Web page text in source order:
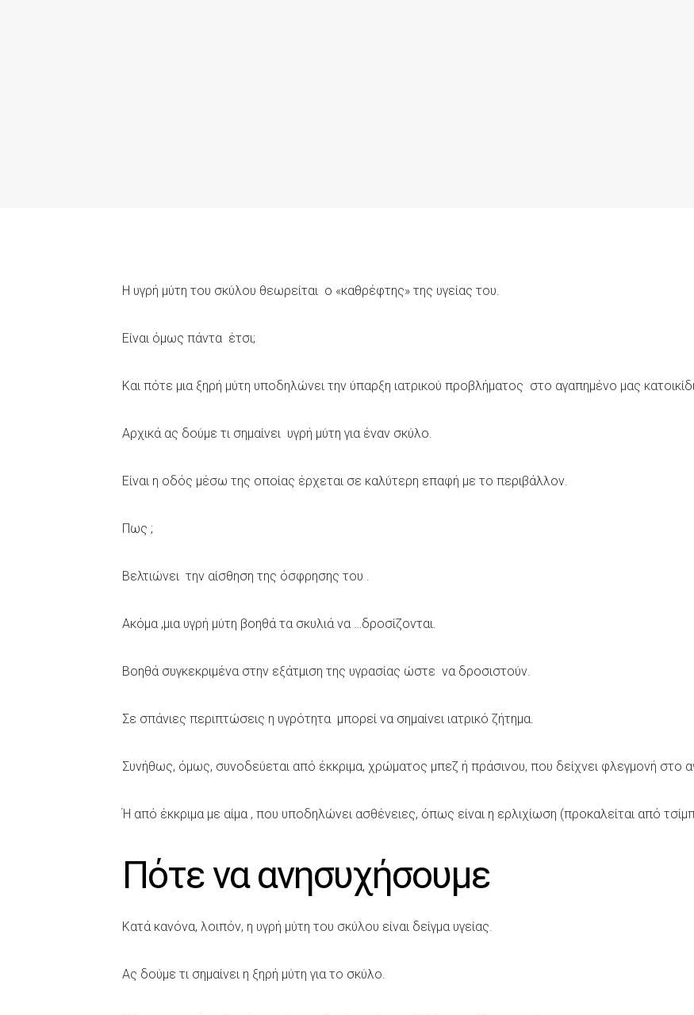
Η υγρή μύτη του σκύλου θεωρείται ο «καθρέφτης» της υγείας του.
Είναι όμως πάντα έτσι;
Και πότε μια ξηρή μύτη υποδηλώνει την ύπαρξη ιατρικού προβλήματος στο αγαπημένο μας
Αρχικά ας δούμε τι σημαίνει υγρή μύτη για έναν σκύλο.
Είναι η οδός μέσω της οποίας έρχεται σε καλύτερη επαφή με το περιβάλλον.
Πως ;
Βελτιώνει την αίσθηση της όσφρησης του .
Ακόμα ,μια υγρή μύτη βοηθά τα σκυλιά να …δροσίζονται.
Βοηθά συγκεκριμένα στην εξάτμιση της υγρασίας ώστε να δροσιστούν.
Σε σπάνιες περιπτώσεις η υγρότητα μπορεί να σημαίνει ιατρικό ζήτημα.
Συνήθως, όμως, συνοδεύεται από έκκριμα, χρώματος μπεζ ή πράσινου, που δείχνει φλεγμονή στο
Ή από έκκριμα με αίμα , που υποδηλώνει ασθένειες, όπως είναι η ερλιχίωση (προκαλείται από
Πότε να ανησυχήσουμε
Κατά κανόνα, λοιπόν, η υγρή μύτη του σκύλου είναι δείγμα υγείας.
Ας δούμε τι σημαίνει η ξηρή μύτη για το σκύλο.